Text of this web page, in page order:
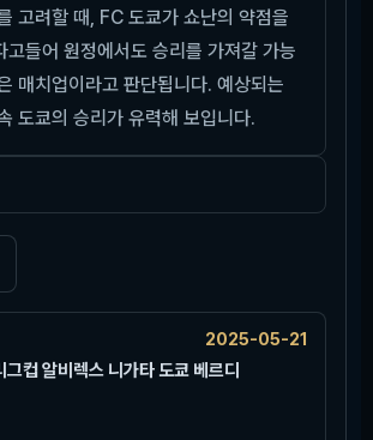
고려할 때, FC 도쿄가 쇼난의 약점을
고들어 원정에서도 승리를 가져갈 가능
매치업이라고 판단됩니다. 예상되는
도쿄의 승리가 유력해 보입니다.
2025-05-21
컵 알비렉스 니가타 도쿄 베르디